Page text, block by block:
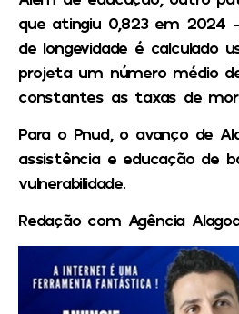
que atingiu 0,823 em 2024
de longevidade é calculado
projeta um número médio
constantes as taxas de
Para o Pnud, o avanço de
assistência e educação de
vulnerabilidade.
Redação com Agência